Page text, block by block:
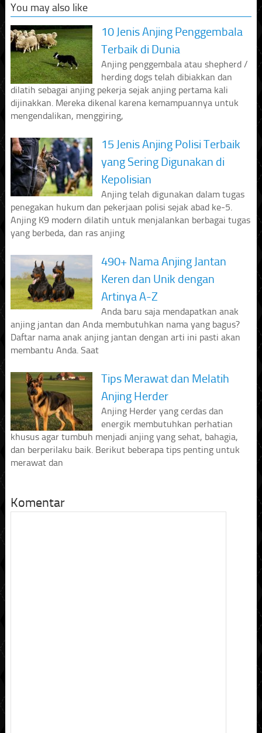
You may also like
10 Jenis Anjing Penggembala
Terbaik di Dunia
Anjing penggembala atau shepherd /
herding dogs telah dibiakkan dan
dilatih sebagai anjing pekerja sejak anjing pertama kali
dijinakkan. Mereka dikenal karena kemampuannya untuk
mengendalikan, menggiring,
15 Jenis Anjing Polisi Terbaik
yang Sering Digunakan di
Kepolisian
Anjing telah digunakan dalam tugas
penegakan hukum dan pekerjaan polisi sejak abad ke-5.
Anjing K9 modern dilatih untuk menjalankan berbagai tugas
yang berbeda, dan ras anjing
490+ Nama Anjing Jantan
Keren dan Unik dengan
Artinya A-Z
Anda baru saja mendapatkan anak
anjing jantan dan Anda membutuhkan nama yang bagus?
Daftar nama anak anjing jantan dengan arti ini pasti akan
membantu Anda. Saat
Tips Merawat dan Melatih
Anjing Herder
Anjing Herder yang cerdas dan
energik membutuhkan perhatian
khusus agar tumbuh menjadi anjing yang sehat, bahagia,
dan berperilaku baik. Berikut beberapa tips penting untuk
merawat dan
Komentar